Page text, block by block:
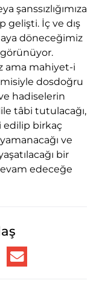
şanssızlığımıza
gelişti. İç ve dış
döneceğimiz
ama mahiyet-i
dosdoğru
hadiselerin
tâbi tutulacağı,
edilip birkaç
ve
bir
edeceğe